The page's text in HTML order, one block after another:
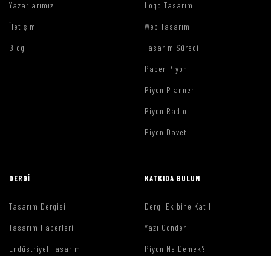
Yazarlarımız
İletişim
Blog
Logo Tasarımı
Web Tasarımı
Tasarım Süreci
Paper Piyon
Piyon Planner
Piyon Radio
Piyon Davet
DERGI
Tasarım Dergisi
Tasarım Haberleri
Endüstriyel Tasarım
KATKIDA BULUN
Dergi Ekibine Katıl
Yazı Gönder
Piyon Ne Demek?